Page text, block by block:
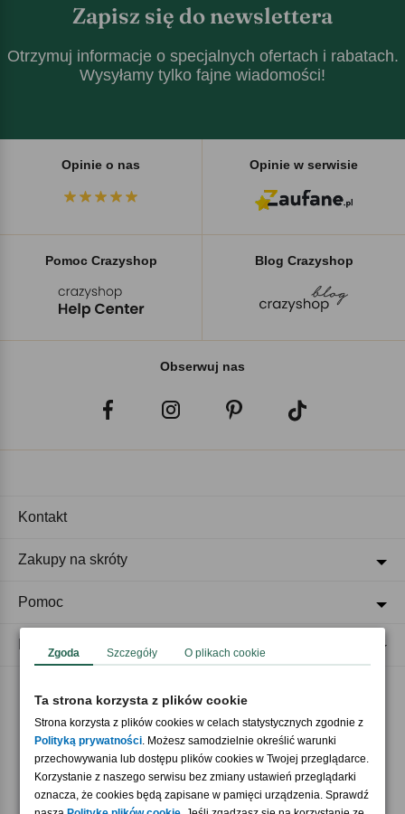
Zapisz się do newslettera
Otrzymuj informacje o specjalnych ofertach i rabatach.
Wysyłamy tylko fajne wiadomości!
Opinie o nas Opinie w serwisie
Pomoc Crazyshop Blog Crazyshop
Obserwuj nas
Akceptujemy płatności
Kontakt
Zakupy na skróty
Pomoc
Zgoda Szczegóły O plikach cookie
Ta strona korzysta z plików cookie
Strona korzysta z plików cookies w celach statystycznych zgodnie z
Polityką prywatności. Możesz samodzielnie określić warunki
przechowywania lub dostępu plików cookies w Twojej przeglądarce.
Korzystanie z naszego serwisu bez zmiany ustawień przeglądarki
oznacza, że cookies będą zapisane w pamięci urządzenia. Sprawdź